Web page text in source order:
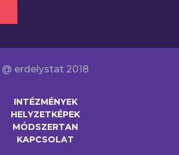
@ erdelystat 2018
INTÉZMÉNYEK
HELYZETKÉPEK
MÓDSZERTAN
KAPCSOLAT